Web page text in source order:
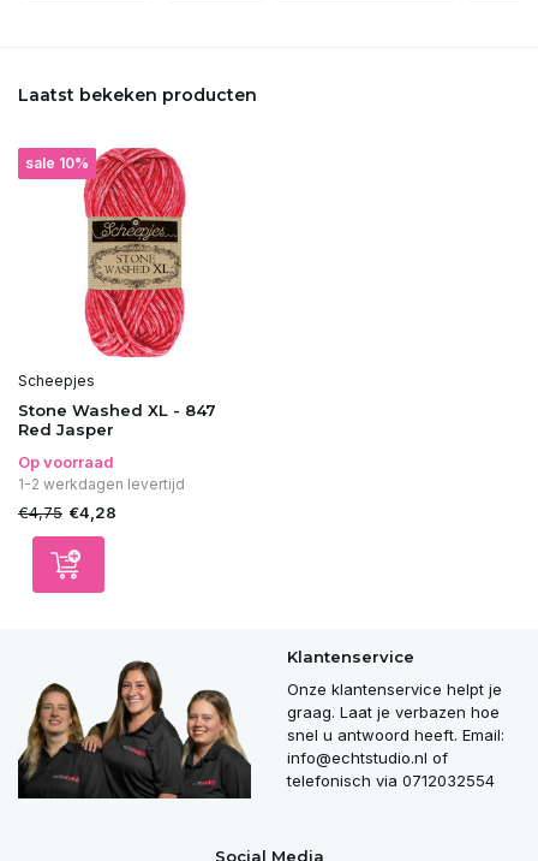
Laatst bekeken producten
sale 10%
Scheepjes
Stone Washed XL - 847
Red Jasper
Op voorraad
1-2 werkdagen levertijd
€4,75 €4,28
Klantenservice
Onze klantenservice helpt je
graag. Laat je verbazen hoe
snel u antwoord heeft. Email:
info@echtstudio.nl of
telefonisch via 0712032554
Social Media